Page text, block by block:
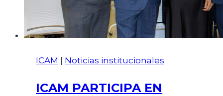
ICAM Noticias institucionales
ICAM PARTICIPA EN